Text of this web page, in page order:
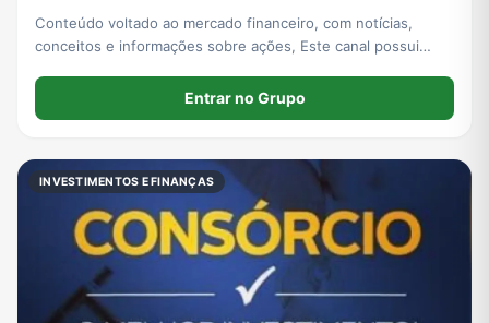
Conteúdo voltado ao mercado financeiro, com notícias,
conceitos e informações sobre ações, Este canal possui
constituindo recomendação de compra ou venda de ativos.
Entrar no Grupo
INVESTIMENTOS E FINANÇAS